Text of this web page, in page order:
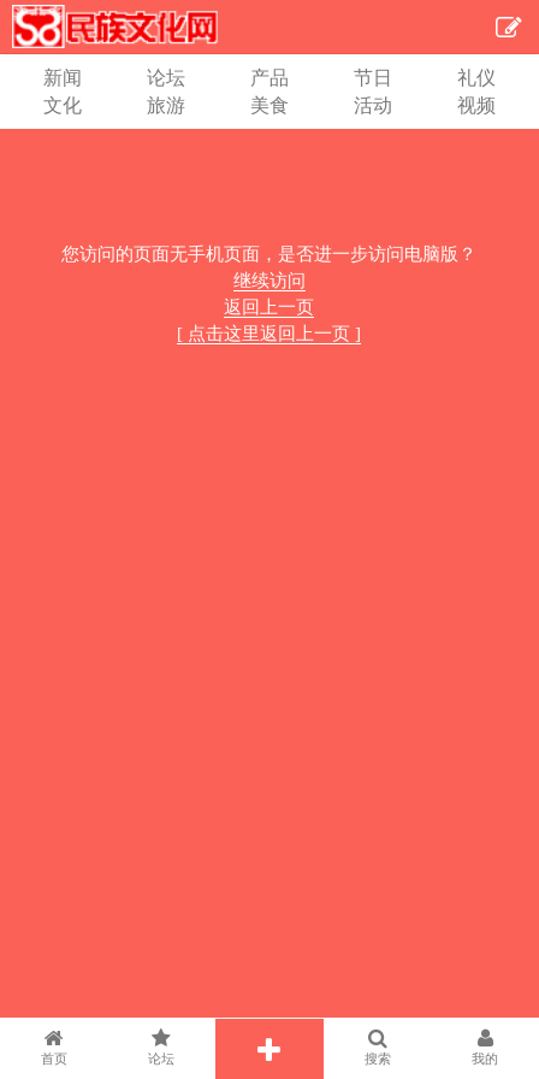
新闻 论坛 产品 节日
礼仪
文化
旅游 美食 活动 视频
您访问的页面无手机页面，是否进一步访问电脑版？
继续访问
返回上一页
[ 点击这里返回上一页 ]
首页 论坛 搜索 我的